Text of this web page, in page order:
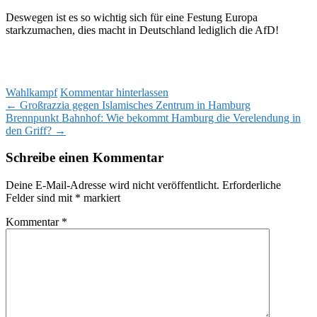
Deswegen ist es so wichtig sich für eine Festung Europa
starkzumachen, dies macht in Deutschland lediglich die AfD!
Wahlkampf Kommentar hinterlassen
Beitragsnavigation
← Großrazzia gegen Islamisches Zentrum in Hamburg
Brennpunkt Bahnhof: Wie bekommt Hamburg die Verelendung in
den Griff? →
Schreibe einen Kommentar
Deine E-Mail-Adresse wird nicht veröffentlicht. Erforderliche
Felder sind mit * markiert
Kommentar *